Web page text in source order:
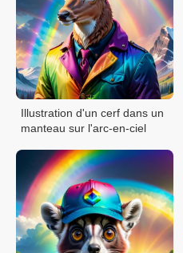
Illustration d'un cerf dans un
manteau sur l'arc-en-ciel